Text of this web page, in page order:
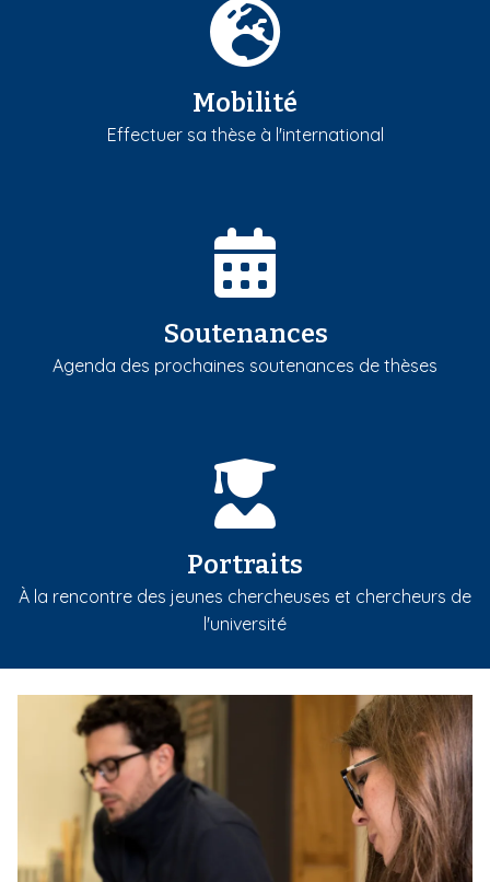
Mobilité
Effectuer sa thèse à l'international
Soutenances
Agenda des prochaines soutenances de thèses
Portraits
À la rencontre des jeunes chercheuses et chercheurs de
l'université